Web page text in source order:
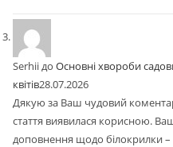
Serhiiдо Основні хвороби
квітів28.07.2026
Дякую за Ваш чудовий
стаття виявилася корисною.
доповнення щодо білокрилки